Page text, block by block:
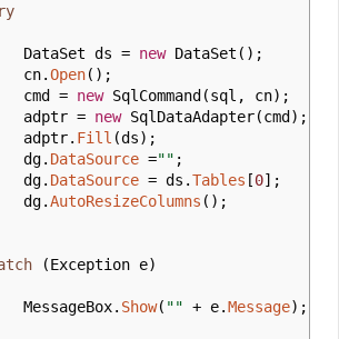
ds = newDataSet ( ) ;
.Open( ) ;
= newSqlCommand (sql, cn) ;
= newSqlDataAdapter(cmd ) ;
. Fill (ds) ;
. DataSource ="" ;
. DataSource = ds .Tables [0] ;
.AutoResizeColumns ( ) ;
(Exception e)
. Show( "" + e.Message) ;